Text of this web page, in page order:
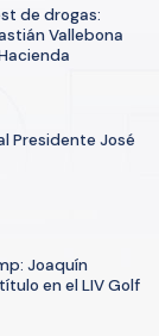
de drogas:
Vallebona
Presidente José
Joaquín
en el LIV Golf